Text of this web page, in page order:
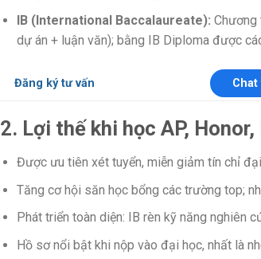
IB (International Baccalaureate): Chương
dự án + luận văn); bằng IB Diploma được
Đăng ký tư vấn
2. Lợi thế khi học AP,
Được ưu tiên xét tuyển, miễn giảm tín chỉ
Tăng cơ hội săn học bổng các trường top;
Phát triển toàn diện: IB rèn kỹ năng nghiên
Hồ sơ nổi bật khi nộp vào đại học, nhất là